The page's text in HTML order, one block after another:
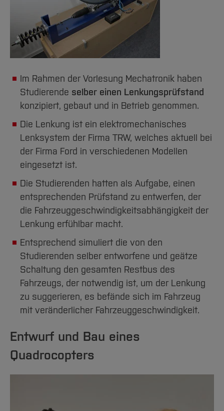
Im Rahmen der Vorlesung Mechatronik haben
Studierende selber einen Lenkungsprüfstand
konzipiert, gebaut und in Betrieb genommen.
Die Lenkung ist ein elektromechanisches
Lenksystem der Firma TRW, welches aktuell bei
der Firma Ford in verschiedenen Modellen
eingesetzt ist.
Die Studierenden hatten als Aufgabe, einen
entsprechenden Prüfstand zu entwerfen, der
die Fahrzeuggeschwindigkeitsabhängigkeit der
Lenkung erfühlbar macht.
Entsprechend simuliert die von den
Studierenden selber entworfene und geätze
Schaltung den gesamten Restbus des
Fahrzeugs, der notwendig ist, um der Lenkung
zu suggerieren, es befände sich im Fahrzeug
mit veränderlicher Fahrzeuggeschwindigkeit.
Entwurf und Bau eines
Quadrocopters